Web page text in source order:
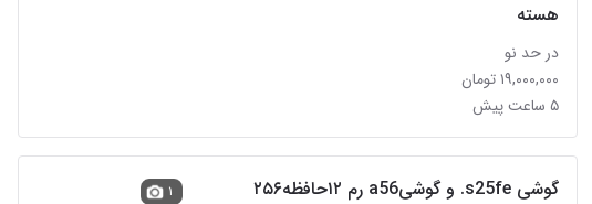
هسته
در حد نو
۱۹,۰۰۰,۰۰۰ تومان
۵ ساعت پیش
گوشی s25fe. و گوشیa56 رم ۱۲حافظه۲۵۶ ۱